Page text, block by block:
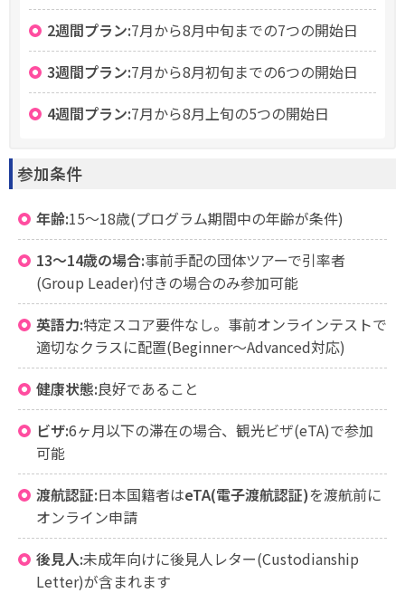
2週間プラン:7月から8月中旬までの7つの開始日
3週間プラン:7月から8月初旬までの6つの開始日
4週間プラン:7月から8月上旬の5つの開始日
参加条件
年齢:15〜18歳(プログラム期間中の年齢が条件)
13〜14歳の場合:事前手配の団体ツアーで引率者
(Group Leader)付きの場合のみ参加可能
英語力:特定スコア要件なし。事前オンラインテストで
適切なクラスに配置(Beginner〜Advanced対応)
健康状態:良好であること
ビザ:6ヶ月以下の滞在の場合、観光ビザ(eTA)で参加
可能
渡航認証:日本国籍者はeTA(電子渡航認証)を渡航前に
オンライン申請
後見人:未成年向けに後見人レター(Custodianship
Letter)が含まれます